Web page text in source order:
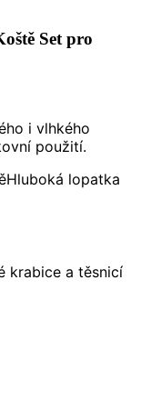
Set pro
i vlhkého
použití.
Hluboká lopatka
krabice a těsnicí